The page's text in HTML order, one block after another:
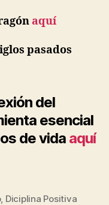
aquí
pasados
del
esencial
de vida aquí
, Diciplina Positiva